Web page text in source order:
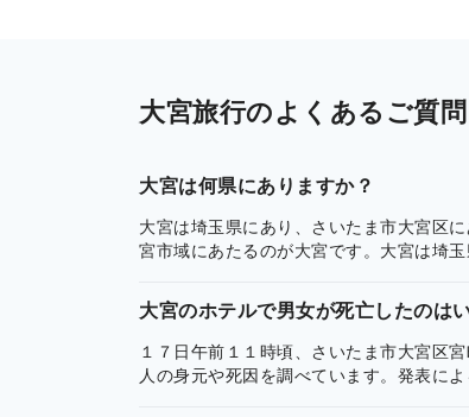
大宮旅行のよくあるご質
大宮は何県にありますか？
大宮は埼玉県にあり、さいたま市大宮区
宮市域にあたるのが大宮です。大宮は埼
大宮のホテルで男女が死亡したのは
１７日午前１１時頃、さいたま市大宮区
人の身元や死因を調べています。発表に